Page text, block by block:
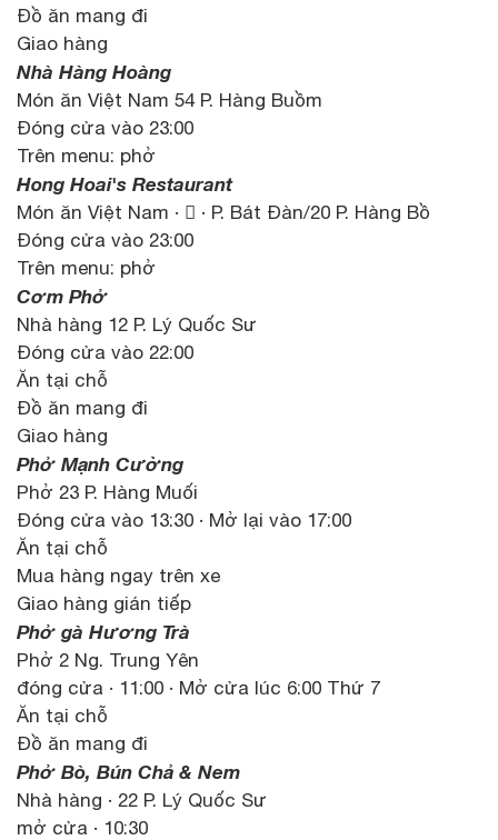
Đồ ăn mang đi
Giao hàng
Nhà Hàng Hoàng
Món ăn Việt Nam 54 P. Hàng Buồm
Đóng cửa vào 23:00
Trên menu: phở
Hong Hoai's Restaurant
Món ăn Việt Nam ·  · P. Bát Đàn/20 P. Hàng Bồ
Đóng cửa vào 23:00
Trên menu: phở
Cơm Phở
Nhà hàng 12 P. Lý Quốc Sư
Đóng cửa vào 22:00
Ăn tại chỗ
Đồ ăn mang đi
Giao hàng
Phở Mạnh Cường
Phở 23 P. Hàng Muối
Đóng cửa vào 13:30 · Mở lại vào 17:00
Ăn tại chỗ
Mua hàng ngay trên xe
Giao hàng gián tiếp
Phở gà Hương Trà
Phở 2 Ng. Trung Yên
đóng cửa · 11:00 · Mở cửa lúc 6:00 Thứ 7
Ăn tại chỗ
Đồ ăn mang đi
Phở Bò, Bún Chả & Nem
Nhà hàng · 22 P. Lý Quốc Sư
mở cửa · 10:30